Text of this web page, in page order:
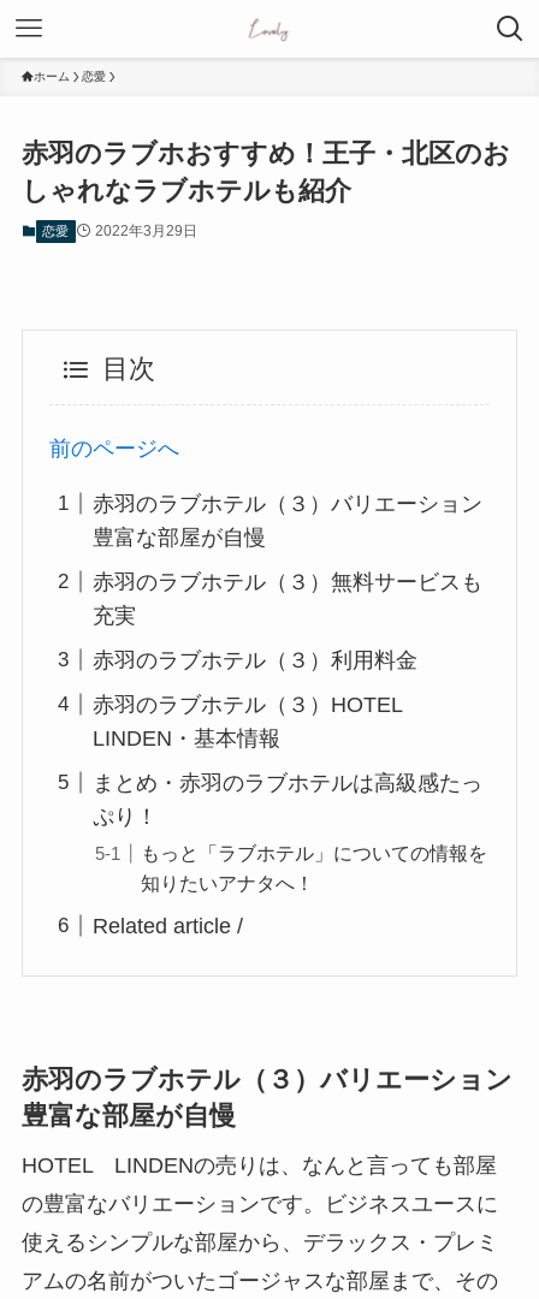
ホーム 恋愛
赤羽のラブホおすすめ！王子・北区のお
しゃれなラブホテルも紹介
恋愛 2022年3月29日
目次
前のページへ
赤羽のラブホテル（３）バリエーション
豊富な部屋が自慢
赤羽のラブホテル（３）無料サービスも
充実
赤羽のラブホテル（３）利用料金
赤羽のラブホテル（３）HOTEL
LINDEN・基本情報
まとめ・赤羽のラブホテルは高級感たっ
ぷり！
もっと「ラブホテル」についての情報を
知りたいアナタへ！
Related article /
赤羽のラブホテル（３）バリエーション
豊富な部屋が自慢
HOTEL LINDENの売りは、なんと言っても部屋
の豊富なバリエーションです。ビジネスユースに
使えるシンプルな部屋から、デラックス・プレミ
アムの名前がついたゴージャスな部屋まで、その